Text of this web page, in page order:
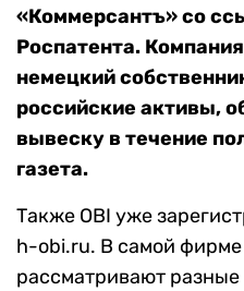
«Коммерсантъ» со
Роспатента.
немецкий
российские активы,
вывеску в течение
газета.
Также OBI уже
h-obi.ru. В самой
рассматривают